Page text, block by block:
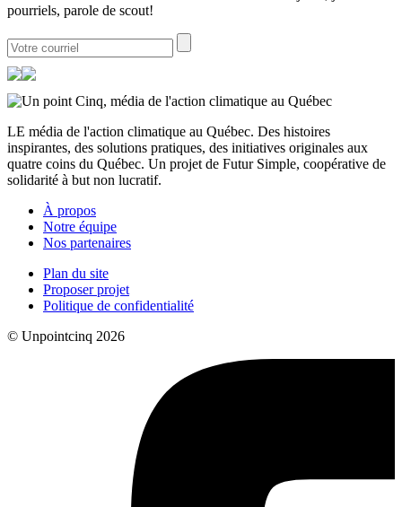
pourriels, parole de scout!
LE média de l'action climatique au Québec. Des histoires
inspirantes, des solutions pratiques, des initiatives originales aux
quatre coins du Québec. Un projet de Futur Simple, coopérative de
solidarité à but non lucratif.
À propos
Notre équipe
Nos partenaires
Plan du site
Proposer projet
Politique de confidentialité
© Unpointcinq 2026